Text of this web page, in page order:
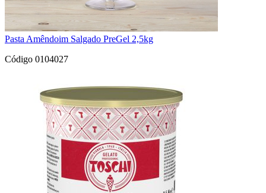
Pasta Amêndoim Salgado PreGel 2,5kg
Código 0104027